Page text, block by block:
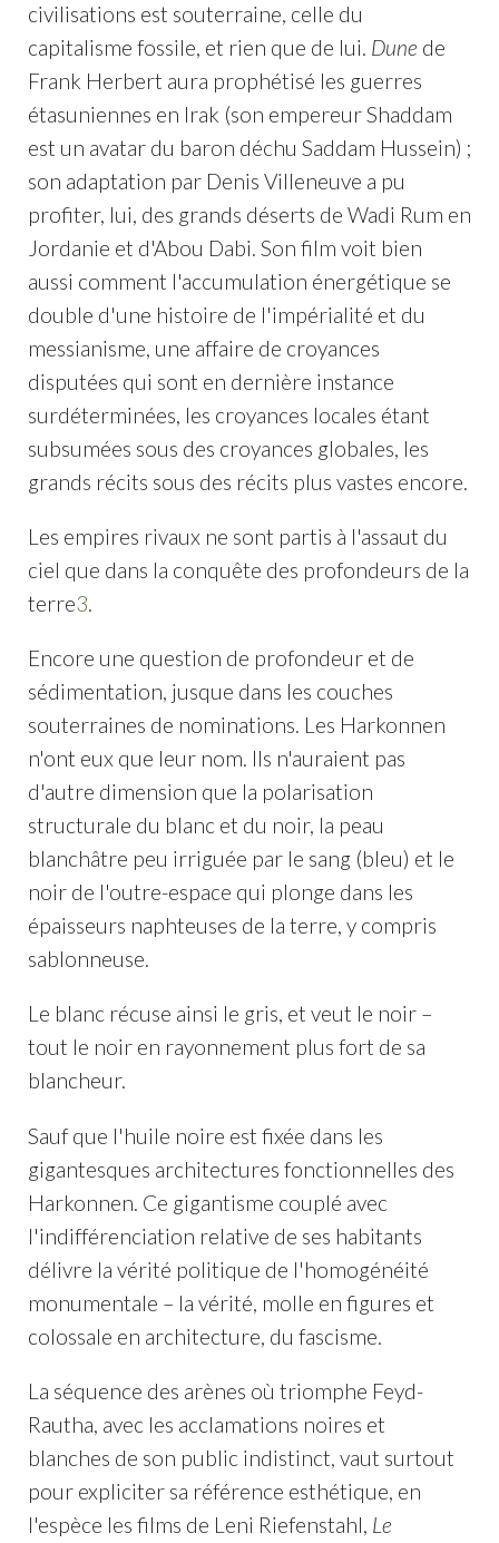
civilisations est souterraine, celle du
capitalisme fossile, et rien que de lui. Dune de
Frank Herbert aura prophétisé les guerres
étasuniennes en Irak (son empereur Shaddam
est un avatar du baron déchu Saddam Hussein) ;
son adaptation par Denis Villeneuve a pu
profiter, lui, des grands déserts de Wadi Rum en
Jordanie et d'Abou Dabi. Son film voit bien
aussi comment l'accumulation énergétique se
double d'une histoire de l'impérialité et du
messianisme, une affaire de croyances
disputées qui sont en dernière instance
surdéterminées, les croyances locales étant
subsumées sous des croyances globales, les
grands récits sous des récits plus vastes encore.
Les empires rivaux ne sont partis à l'assaut du
ciel que dans la conquête des profondeurs de la
terre3.
Encore une question de profondeur et de
sédimentation, jusque dans les couches
souterraines de nominations. Les Harkonnen
n'ont eux que leur nom. Ils n'auraient pas
d'autre dimension que la polarisation
structurale du blanc et du noir, la peau
blanchâtre peu irriguée par le sang (bleu) et le
noir de l'outre-espace qui plonge dans les
épaisseurs naphteuses de la terre, y compris
sablonneuse.
Le blanc récuse ainsi le gris, et veut le noir –
tout le noir en rayonnement plus fort de sa
blancheur.
Sauf que l'huile noire est fixée dans les
gigantesques architectures fonctionnelles des
Harkonnen. Ce gigantisme couplé avec
l'indifférenciation relative de ses habitants
délivre la vérité politique de l'homogénéité
monumentale – la vérité, molle en figures et
colossale en architecture, du fascisme.
La séquence des arènes où triomphe Feyd-
Rautha, avec les acclamations noires et
blanches de son public indistinct, vaut surtout
pour expliciter sa référence esthétique, en
l'espèce les films de Leni Riefenstahl, Le